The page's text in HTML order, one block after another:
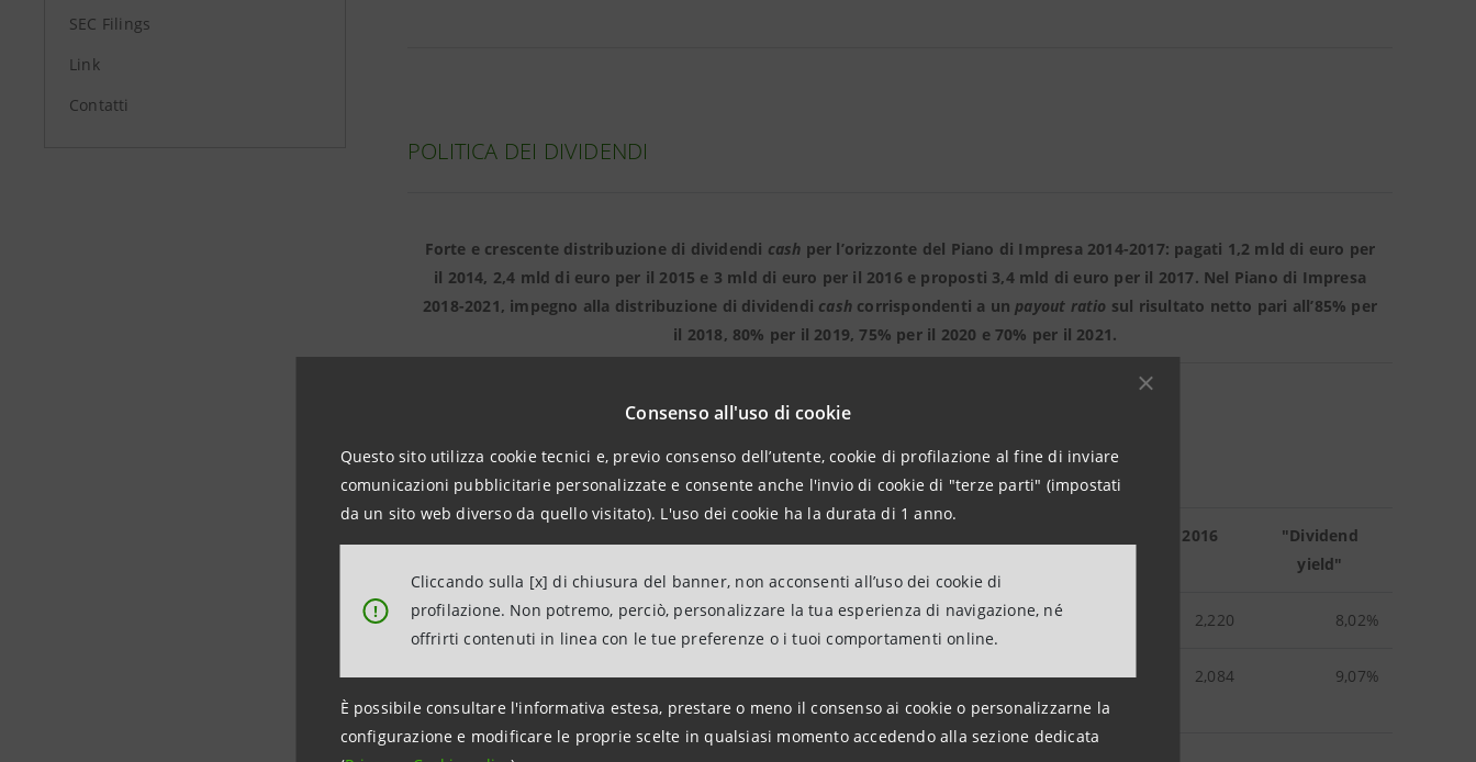
Consenso all'uso di cookie
Questo sito utilizza cookie tecnici e, previo consenso dell’utente, cookie di profilazione al fine di inviare
comunicazioni pubblicitarie personalizzate e consente anche l'invio di cookie di "terze parti" (impostati
da un sito web diverso da quello visitato). L'uso dei cookie ha la durata di 1 anno.
!
Cliccando sulla [x] di chiusura del banner, non acconsenti all’uso dei cookie di
profilazione. Non potremo, perciò, personalizzare la tua esperienza di navigazione, né
offrirti contenuti in linea con le tue preferenze o i tuoi comportamenti online.
È possibile consultare l'informativa estesa, prestare o meno il consenso ai cookie o personalizzarne la
configurazione e modificare le proprie scelte in qualsiasi momento accedendo alla sezione dedicata
SEC Filings
Link
Contatti
POLITICA DEI DIVIDENDI
Forte e crescente distribuzione di dividendi cash per l’orizzonte del Piano di Impresa 2014-2017: pagati 1,2 mld di euro per
il 2014, 2,4 mld di euro per il 2015 e 3 mld di euro per il 2016 e proposti 3,4 mld di euro per il 2017. Nel Piano di Impresa
2018-2021, impegno alla distribuzione di dividendi cash corrispondenti a unpayout ratio sul risultato netto pari all’85% per
il 2018, 80% per il 2019, 75% per il 2020 e 70% per il 2021.
DIVIDENDI
Prezzo medio del titolo nel 2016
"Dividend
yield"
Per azione ordinaria 0,178 2,220 8,02%
Per azione di
risparmio
0,189 2,084 9,07%